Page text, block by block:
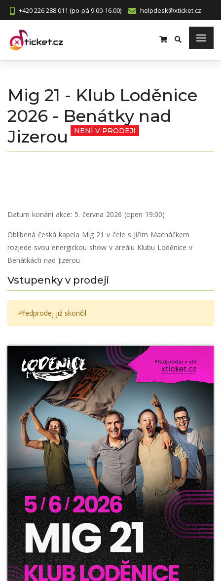
+420 226 288 011 (po-pá 9.00-16.00) helpdesk@xticket.cz
Mig 21 - Klub Loděnice
2026 - Benátky nad
Jizerou
NENÍ V PRODEJI
Datum konání akce: 5. června 2026 (open 19:00)
Oblíbená česká kapela Mig 21 v čele s Jiřím Macháčkem
rozjede svou energickou show v areálu Klubu Loděnice v
Benátkách nad Jizerou
Vstupenky v prodeji
Předprodej již skončil